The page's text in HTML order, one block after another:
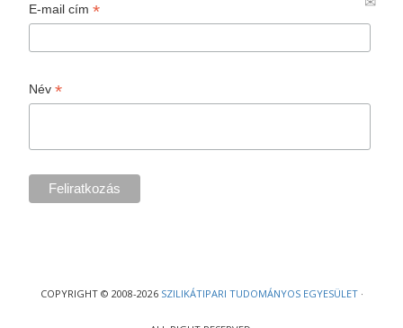
E-mail cím*
Név*
COPYRIGHT © 2008-2026 SZILIKÁTIPARI TUDOMÁNYOS EGYESÜLET·